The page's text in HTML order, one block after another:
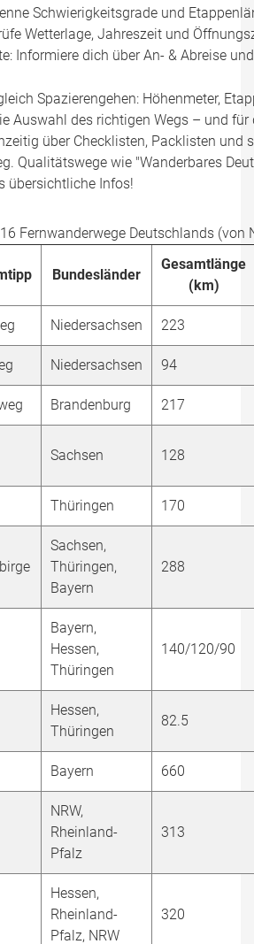
Schwierigkeitsgrade und
Wetterlage, Jahreszeit und
Informiere dich über An- & Abreise
Spazierengehen: Höhenmeter,
Auswahl des richtigen Wegs – und für
über Checklisten, Packlisten und
Qualitätswege wie "Wanderbares
übersichtliche Infos!
Fernwanderwege Deutschlands (von
Bundesländer
Gesamtlänge
(km)
Niedersachsen 223
Niedersachsen 94
Brandenburg 217
Sachsen 128
Thüringen 170
Sachsen,
Thüringen,
Bayern
288
Bayern,
Hessen,
Thüringen
140/120/90
Hessen,
Thüringen
82.5
Bayern 660
NRW,
Rheinland-
Pfalz
313
Hessen,
Rheinland-
Pfalz, NRW
320